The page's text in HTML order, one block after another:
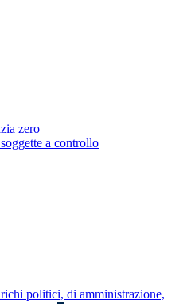
zero
a controllo
politici, di amministrazione,